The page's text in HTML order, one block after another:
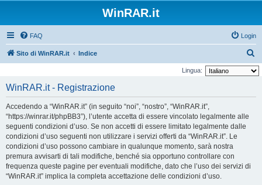
WinRAR.it
FAQ Login
Sito di WinRAR.it Indice
e
Lingua:
WinRAR.it - Registrazione
Accedendo a “WinRAR.it” (in seguito “noi”, “nostro”, “WinRAR.it”,
“https://winrar.it/phpBB3”), l’utente accetta di essere vincolato legalmente alle
seguenti condizioni d’uso. Se non accetti di essere limitato legalmente dalle
condizioni d’uso seguenti non utilizzare i servizi offerti da “WinRAR.it”. Le
condizioni d’uso possono cambiare in qualunque momento, sarà nostra
premura avvisarti di tali modifiche, benché sia opportuno controllare con
frequenza queste pagine per eventuali modifiche, dato che l’uso dei servizi di
“WinRAR.it” implica la completa accettazione delle condizioni d’uso.